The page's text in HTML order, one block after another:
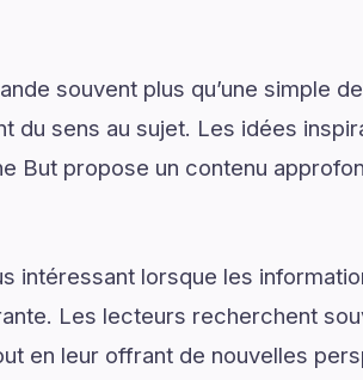
souvent plus qu’une simple
du sens au sujet. Les idées
But propose un contenu
intéressant lorsque les
Les lecteurs recherchent
en leur offrant de nouvelles